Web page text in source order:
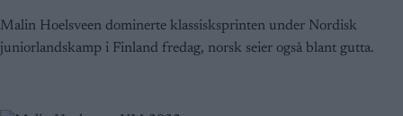
Malin Hoelsveen dominerte klassisksprinten under Nordisk
juniorlandskamp i Finland fredag, norsk seier også blant gutta.